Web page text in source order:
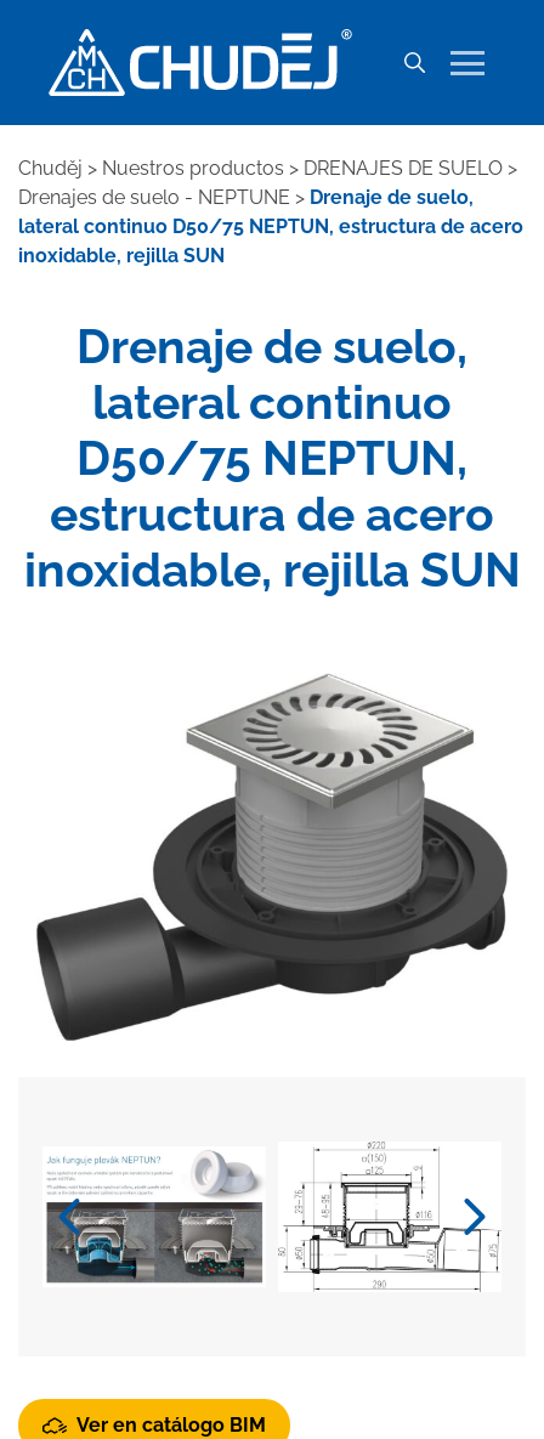
Chuděj > Nuestros productos > DRENAJES DE SUELO >
Drenajes de suelo - NEPTUNE > Drenaje de suelo,
lateral continuo D50/75 NEPTUN, estructura de acero
inoxidable, rejilla SUN
Drenaje de suelo,
lateral continuo
D50/75 NEPTUN,
estructura de acero
inoxidable, rejilla SUN
Ver en catálogo BIM